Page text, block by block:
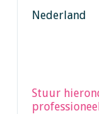
Nederland
Stuur